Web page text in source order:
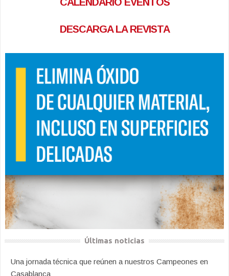
DESCARGA LA REVISTA
Últimas noticias
Una jornada técnica que reúnen a nuestros Campeones en
Casablanca